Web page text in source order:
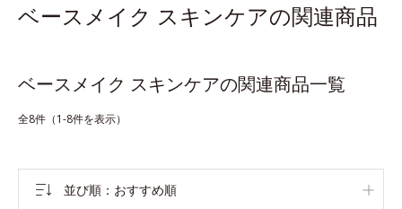
ベースメイク スキンケアの関連商品
ベースメイク スキンケアの関連商品一覧
全8件（1-8件を表示）
並び順 おすすめ順